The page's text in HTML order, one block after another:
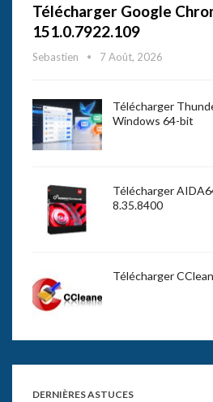
Télécharger Google
151.0.7922.109
Sebastien 7 Août, 2026
Télécharger
Windows 64-bit
Télécharger
8.35.8400
Télécharger
DERNIÈRES ASTUCES